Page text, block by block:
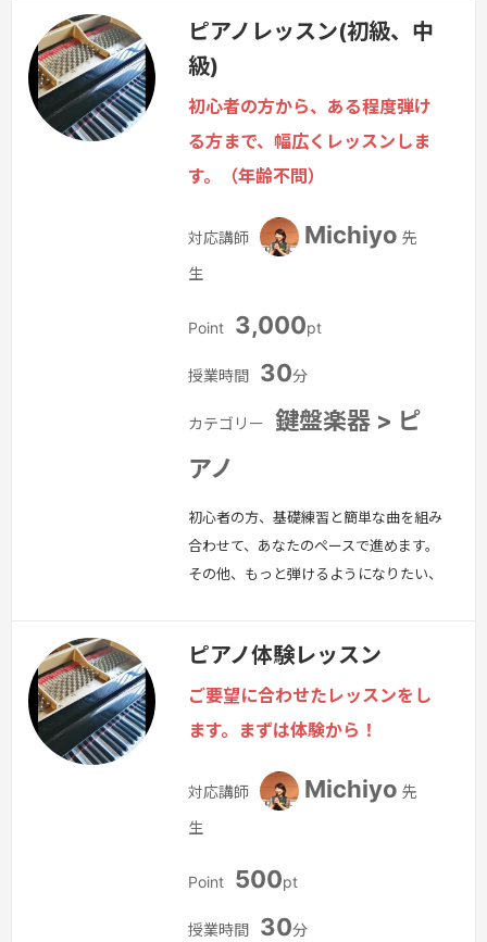
ピアノレッスン(初級、中
級)
初心者の方から、ある程度弾け
る方まで、幅広くレッスンしま
す。（年齢不問）
対応講師 Michiyo 先
生
Point 3,000pt
授業時間 30分
カテゴリー
鍵盤楽器 > ピ
アノ
初心者の方、基礎練習と簡単な曲を組み
合わせて、あなたのペースで進めます。
その他、もっと弾けるようになりたい、
クでも、ポップスでも、ご要望をお聞き
しながら、進めていきます。続きを見
ピアノ体験レッスン
ご要望に合わせたレッスンをし
ます。まずは体験から！
対応講師 Michiyo 先
生
Point 500pt
授業時間 30分